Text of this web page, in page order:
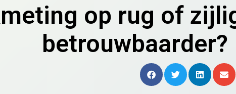
op rug of
betrouwbaarder?